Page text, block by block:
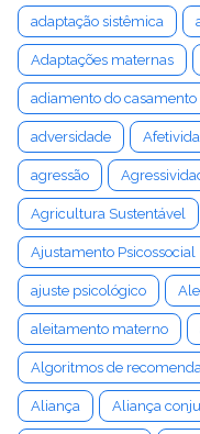
adaptação sistêmica
Adaptações maternas
adiamento do casamento
adversidade
agressão
Agricultura Sustentável
Ajustamento Psicossocial
ajuste psicológico
aleitamento materno
Algoritmos de
Aliança Aliança